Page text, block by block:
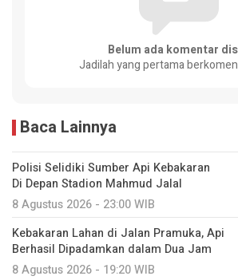
Belum ada komentar
Jadilah yang pertama
Baca Lainnya
Polisi Selidiki Sumber Api Kebakaran
Di Depan Stadion Mahmud Jalal
8 Agustus 2026 - 23:00 WIB
Kebakaran Lahan di Jalan Pramuka, Api
Berhasil Dipadamkan dalam Dua Jam
8 Agustus 2026 - 19:20 WIB